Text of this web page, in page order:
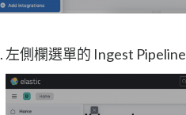
左側欄選單的 Ingest Pipeline